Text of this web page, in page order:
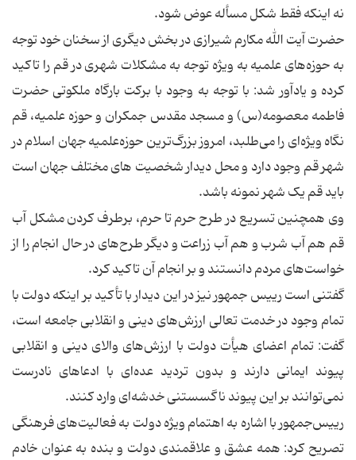
نه اینکه فقط شکل مسأله عوض شود.
حضرت آیت الله مکارم شیرازی در بخش دیگری از سخنان خود توجه
به حوزه‌های علمیه به ویژه توجه به مشکلات شهری در قم را تاکید
کرده و یادآور شد: با توجه به وجود با برکت بارگاه ملکوتی حضرت
فاطمه معصومه(س) و مسجد مقدس جمکران و حوزه‌ علمیه، قم
نگاه ویژه‌ای را می‌طلبد، امروز بزرگ‌ترین حوزه‌علمیه جهان اسلام در
شهر قم وجود دارد و محل دیدار شخصیت های مختلف جهان است
باید قم یک شهر نمونه باشد.
وی همچنین تسریع در طرح حرم تا حرم، برطرف کردن مشکل آب
قم هم آب شرب و هم آب زراعت و دیگر طرح‌های در حال انجام را از
خواست‌های مردم دانستند و بر انجام آن تاکید کرد.
گفتنی است رییس جمهور نیز در این دیدار با تأکید بر اینکه دولت با
تمام وجود در خدمت تعالی ارزش‌های دینی و انقلابی جامعه است،
گفت: تمام اعضای هیأت دولت با ارزش‌های والای دینی و انقلابی
پیوند ایمانی دارند و بدون تردید عده‌ای با ادعاهای نادرست
نمی‌توانند بر این پیوند ناگسستنی خدشه‌ای وارد کنند.
رییس‌جمهور با اشاره به اهتمام ویژه دولت به فعالیت‌های فرهنگی
تصریح کرد: همه عشق و علاقمندی دولت و بنده به عنوان خادم